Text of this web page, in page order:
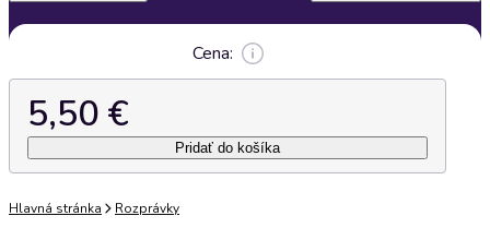
Cena:
5,50 €
Pridať do košíka
Hlavná stránka Rozprávky